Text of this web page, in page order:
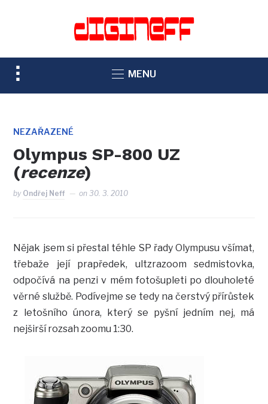
TOGGLE
SIDEBAR
NAVIGATION
MENU
NEZAŘAZENÉ
Olympus SP-800 UZ
(recenze)
by Ondřej Neff on30. 3. 2010
Nějak jsem si přestal téhle SP řady Olympusu všímat,
třebaže její prapředek, ultzrazoom sedmistovka,
odpočívá na penzi v mém fotošupleti po dlouholeté
věrné službě. Podívejme se tedy na čerstvý přírůstek
z letošního února, který se pyšní jedním nej, má
nejširší rozsah zoomu 1:30.